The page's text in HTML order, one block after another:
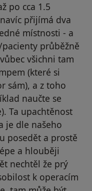
po cca 1.5
přijímá dva
místnosti - a
průběžně
všichni tam
(které si
sám), a z toho
naučte se
Ta upachtěnost
je dle našeho
posedět a prostě
a hlouběji
nechtěl že prý
k operacím